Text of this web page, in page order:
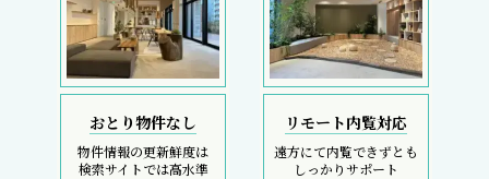
おとり物件なし
物件情報の更新鮮度は
検索サイトでは高水準
リモート内覧対応
遠方にて内覧できずとも
しっかりサポート